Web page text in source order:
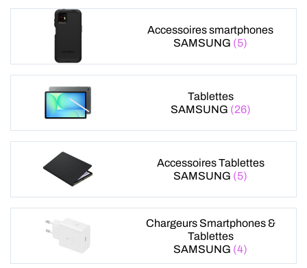
Accessoires smartphones
SAMSUNG (5)
Tablettes
SAMSUNG (26)
Accessoires Tablettes
SAMSUNG (5)
Chargeurs Smartphones &
Tablettes
SAMSUNG (4)